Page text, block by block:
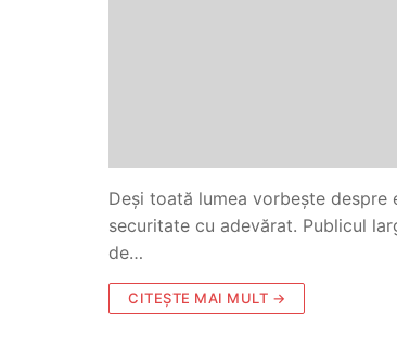
Deși toată lumea vorbește
securitate cu adevărat. Publicul
de…
CITEȘTE MAI MULT →